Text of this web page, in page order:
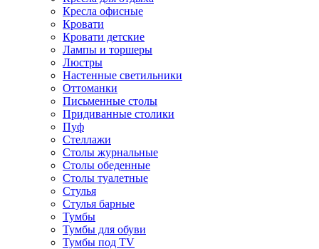
Кресла офисные
Кровати
Кровати детские
Лампы и торшеры
Люстры
Настенные светильники
Оттоманки
Письменные столы
Придиванные столики
Пуф
Стеллажи
Столы журнальные
Столы обеденные
Столы туалетные
Стулья
Стулья барные
Тумбы
Тумбы для обуви
Тумбы под TV